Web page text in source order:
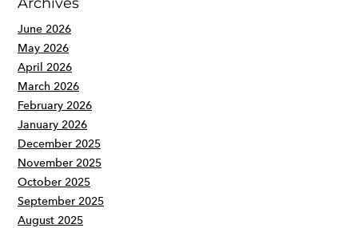
June 2026
May 2026
April 2026
March 2026
February 2026
January 2026
December 2025
November 2025
October 2025
September 2025
August 2025